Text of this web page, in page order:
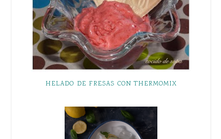
HELADO DE FRESAS CON THERMOMIX